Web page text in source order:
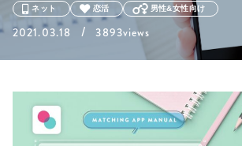
ネット 恋活 男性&女性向け
2021.03.18 /3893views